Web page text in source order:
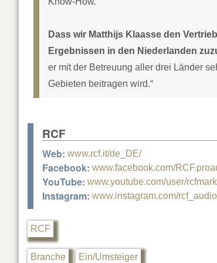
Dass wir Matthijs Klaasse den
Ergebnissen in den Niederlanden
er mit der Betreuung aller drei Länder
Gebieten beitragen wird.“
RCF
Web: www.rcf.it/de_DE/
Facebook: www.facebook.com/
YouTube: www.youtube.com/user/
Instagram: www.instagram.com/
RCF
Branche Ein/Umsteiger